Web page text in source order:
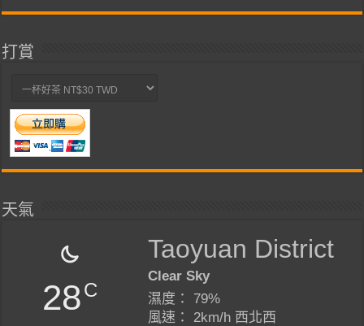
打賞
天氣
28C
Taoyuan District
Clear Sky
濕度： 79%
風速： 2km/h 西北西